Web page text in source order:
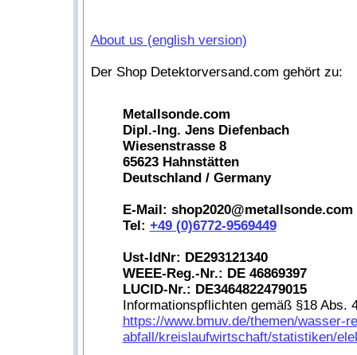
About us (english version)
Der Shop Detektorversand.com gehört zu:
Metallsonde.com
Dipl.-Ing. Jens Diefenbach
Wiesenstrasse 8
65623 Hahnstätten
Deutschland / Germany
E-Mail: shop2020@metallsonde.com
Tel: +49 (0)6772-9569449
Ust-IdNr: DE293121340
WEEE-Reg.-Nr.: DE 46869397
LUCID-Nr.: DE3464822479015
Informationspflichten gemäß §18 Abs.
https://www.bmuv.de/themen/wasser-
abfall/kreislaufwirtschaft/statistiken/